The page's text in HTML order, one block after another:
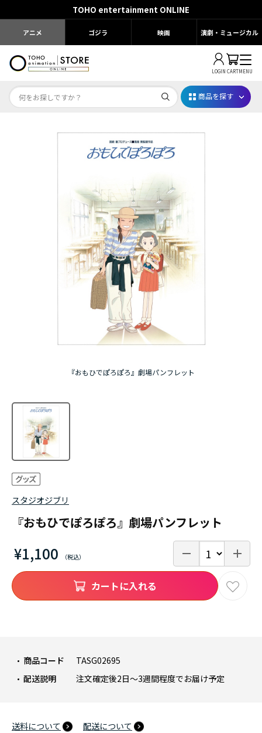
TOHO entertainment ONLINE
アニメ ゴジラ 映画 演劇・ミュージカル
LOGIN CARTMENU
Dr.STONE STONE FES.2026
じゅじゅフェス 2026
薬屋のひとりごと 夏の園遊会2026
アニメ『僕のヒーローアカデミア』10周年
ハイキュー!!ジャージ＆ユニフォーム
『ふつつかな悪女ではございますが ～雛宮蝶鼠と
商品を探す
『おもひでぽろぽろ』劇場パンフレット
スタジオジブリ
『おもひでぽろぽろ』劇場パンフレット
¥1,100
商品コード
TASG02695
配送説明
注文確定後2日～3週間程度でお届け予定
送料について 配送について
カートに入れる